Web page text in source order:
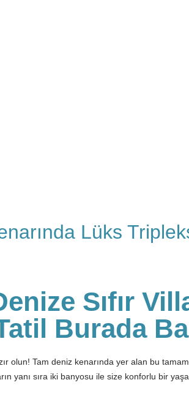
Lüks
Sıfır
Burada
olun! Tam deniz kenarında yer alan bu
yanı sıra iki banyosu ile size konforlu bir